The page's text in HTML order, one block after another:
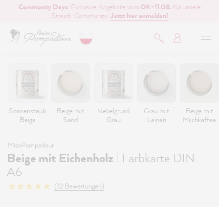
springen
Community Days: Exklusive Angebote vom 09.–11.08. für unsere
Streich-Community. Jetzt hier anmelden!
Sonnenstaub
Beige
Beige mit
Sand
Nebelgrund
Grau
Grau mit
Leinen
Beige mit
Milchkaffee
MissPompadour
Beige mit Eichenholz
Farbkarte DIN
A6
(12 Bewertungen)